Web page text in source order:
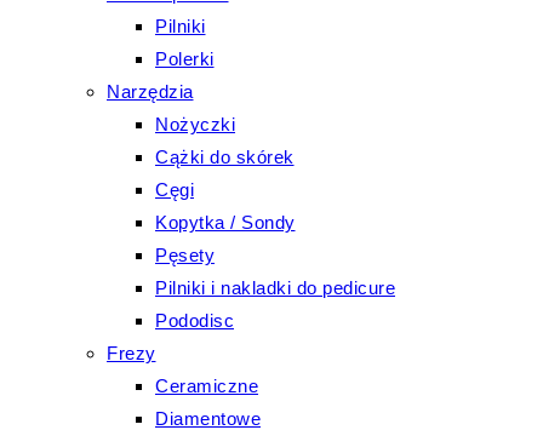
Pilniki
Polerki
Narzędzia
Nożyczki
Cążki do skórek
Cęgi
Kopytka / Sondy
Pęsety
Pilniki i nakladki do pedicure
Pododisc
Frezy
Ceramiczne
Diamentowe